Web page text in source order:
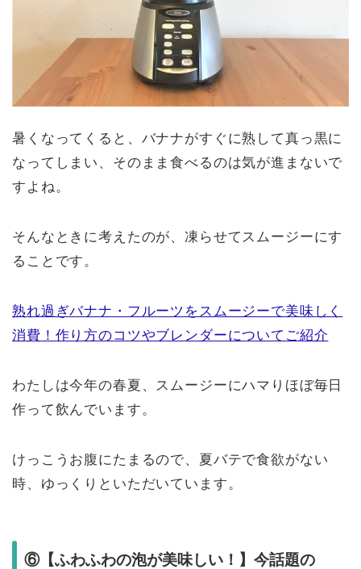
暑くなってくると、バナナがすぐに熟して真っ黒に
なってしまい、そのまま食べるのは気が進まないで
すよね。
そんなときに考えたのが、凍らせてスムージーにす
ることです。
熟れ過ぎバナナ・フルーツをスムージーで美味しく
消費！作り方のコツやブレンダーについてご紹介
わたしは今年の春夏、スムージーにハマりほぼ毎日
作って飲んでいます。
けっこうお腹にたまるので、夏バテで食欲がない
時、ゆっくりといただいています。
⑥【ふわふわの泡が美味しい！】今話題の